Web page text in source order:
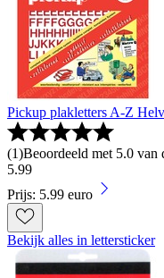
Pickup plakletters A-Z
(1)Beoordeeld met 5.0 van
5.99
Prijs: 5.99 euro
Bekijk alles in lettersticker